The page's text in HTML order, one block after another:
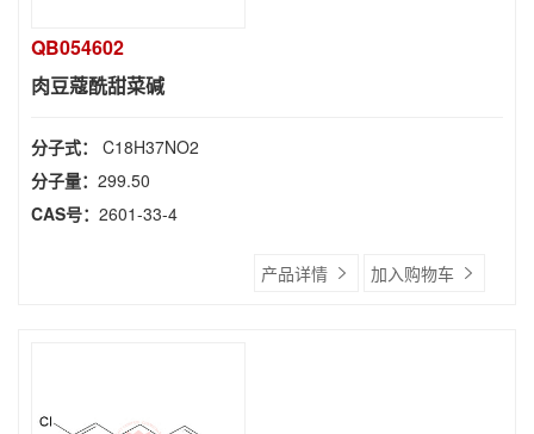
QB054602
肉豆蔻酰甜菜碱
分子式： C18H37NO2
分子量： 299.50
CAS号： 2601-33-4
产品详情 加入购物车